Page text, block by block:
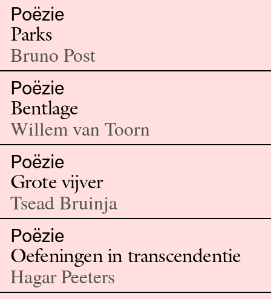
Poëzie
Parks
Bruno Post
Poëzie
Bentlage
Willem van Toorn
Poëzie
Grote vijver
Tsead Bruinja
Poëzie
Oefeningen in transcendentie
Hagar Peeters